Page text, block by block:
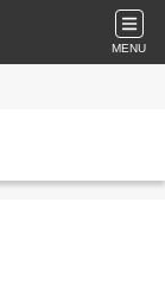
MENU